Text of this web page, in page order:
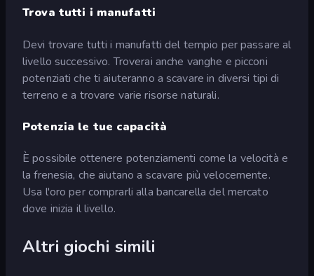
Trova tutti i manufatti
Devi trovare tutti i manufatti del tempio per passare al
livello successivo. Troverai anche vanghe e picconi
potenziati che ti aiuteranno a scavare in diversi tipi di
terreno e a trovare varie risorse naturali.
Potenzia le tue capacità
È possibile ottenere potenziamenti come la velocità e
la frenesia, che aiutano a scavare più velocemente.
Usa l'oro per comprarli alla bancarella del mercato
dove inizia il livello.
Altri giochi simili